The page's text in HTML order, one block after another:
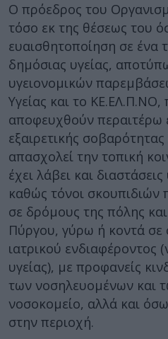
Ο πρόεδρος του
τόσο εκ της θέσεως του
ευαισθητοποίηση σε ένα
δημόσιας υγείας,
υγειονομικών
Υγείας και το ΚΕ.ΕΛ.Π.ΝΟ,
αποφευχθούν περαιτέρω
εξαιρετικής
απασχολεί την τοπική
έχει λάβει και
καθώς τόνοι σκουπιδιών
σε δρόμους της πόλης
Πύργου, γύρω ή κοντά σε
ιατρικού ενδιαφέροντος
υγείας), με προφανείς
των νοσηλευομένων και
νοσοκομείο, αλλά και
στην περιοχή.